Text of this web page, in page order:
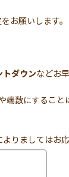
お願いします。
ダウンなどお
端数にすること
りましてはお